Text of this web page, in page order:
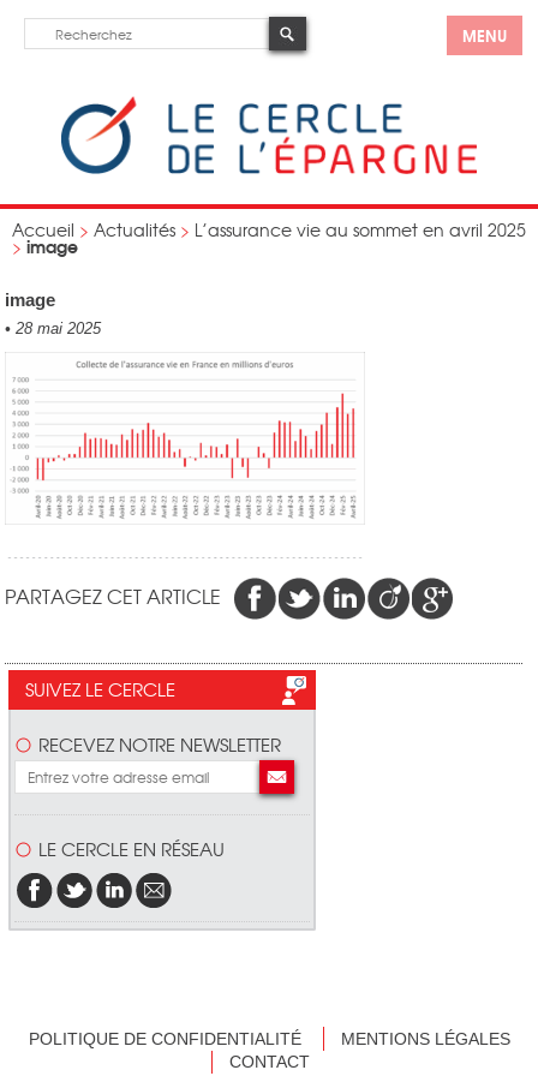
MENU
Accueil > Actualités > L’assurance vie au sommet en avril 2025
> image
image
• 28 mai 2025
PARTAGEZ CET ARTICLE
SUIVEZ LE CERCLE
RECEVEZ NOTRE NEWSLETTER
LE CERCLE EN RÉSEAU
POLITIQUE DE CONFIDENTIALITÉ
MENTIONS LÉGALES
CONTACT